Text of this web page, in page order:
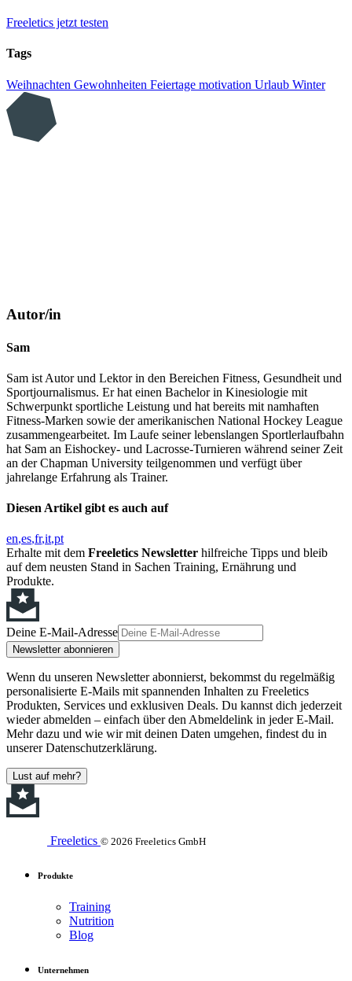
Freeletics jetzt testen
Tags
Weihnachten Gewohnheiten Feiertage motivation Urlaub Winter
Autor/in
Sam
Sam ist Autor und Lektor in den Bereichen Fitness, Gesundheit und
Sportjournalismus. Er hat einen Bachelor in Kinesiologie mit
Schwerpunkt sportliche Leistung und hat bereits mit namhaften
Fitness-Marken sowie der amerikanischen National Hockey League
zusammengearbeitet. Im Laufe seiner lebenslangen Sportlerlaufbahn
hat Sam an Eishockey- und Lacrosse-Turnieren während seiner Zeit
an der Chapman University teilgenommen und verfügt über
jahrelange Erfahrung als Trainer.
Diesen Artikel gibt es auch auf
en es fr it pt
Erhalte mit dem Freeletics Newsletter hilfreiche Tipps und bleib
auf dem neusten Stand in Sachen Training, Ernährung und
Produkte.
Deine E-Mail-Adresse
Newsletter abonnieren
Wenn du unseren Newsletter abonnierst, bekommst du regelmäßig
personalisierte E-Mails mit spannenden Inhalten zu Freeletics
Produkten, Services und exklusiven Deals. Du kannst dich jederzeit
wieder abmelden – einfach über den Abmeldelink in jeder E-Mail.
Mehr dazu und wie wir mit deinen Daten umgehen, findest du in
unserer Datenschutzerklärung.
Lust auf mehr?
Freeletics © 2026 Freeletics GmbH
Produkte
Training
Nutrition
Blog
Unternehmen